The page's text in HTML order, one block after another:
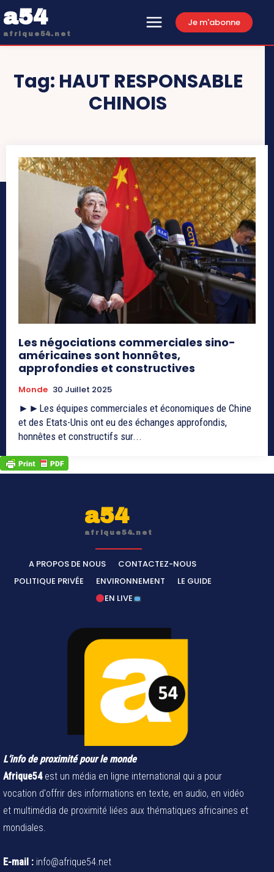
a54
afrique54.net
Je m'abonne
Tag: HAUT RESPONSABLE
CHINOIS
Les négociations commerciales sino-
américaines sont honnêtes,
approfondies et constructives
Monde 30 Juillet 2025
►►Les équipes commerciales et économiques de Chine
et des Etats-Unis ont eu des échanges approfondis,
honnêtes et constructifs sur...
a54
afrique54.net
A PROPOS DE NOUS
CONTACTEZ-NOUS
POLITIQUE PRIVÉE
ENVIRONNEMENT
LE GUIDE
EN LIVE
L’info de proximité pour le monde
Afrique54est un média en ligne international qui a pour
vocation d'offrir des informations en texte, en audio, en vidéo
et multimédia de proximité liées aux thématiques africaines et
mondiales.
E-mail : info@afrique54.net